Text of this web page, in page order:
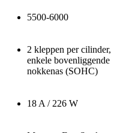
5500-6000
2 kleppen per cilinder,
enkele bovenliggende
nokkenas (SOHC)
18 A / 226 W